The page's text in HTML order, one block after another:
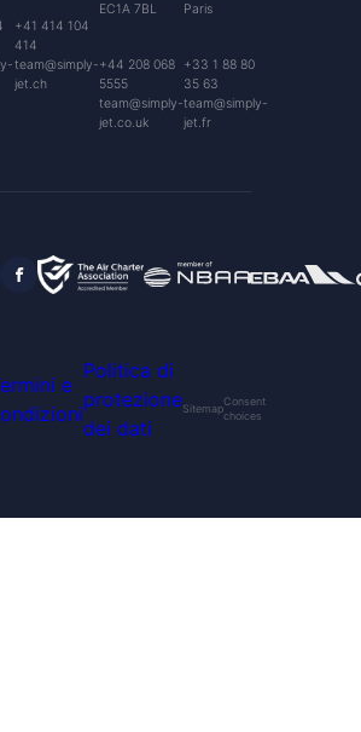
+41 414 104
414
team@simply-
jet.ch
EC1A 7BL
+44 208 068
5555
team@simply-
jet.co.uk
Paris
+33 1 88 80
35 63
team@simply-
jet.fr
e
Politica di
protezione
dei dati
Sitemap
Consent
choices